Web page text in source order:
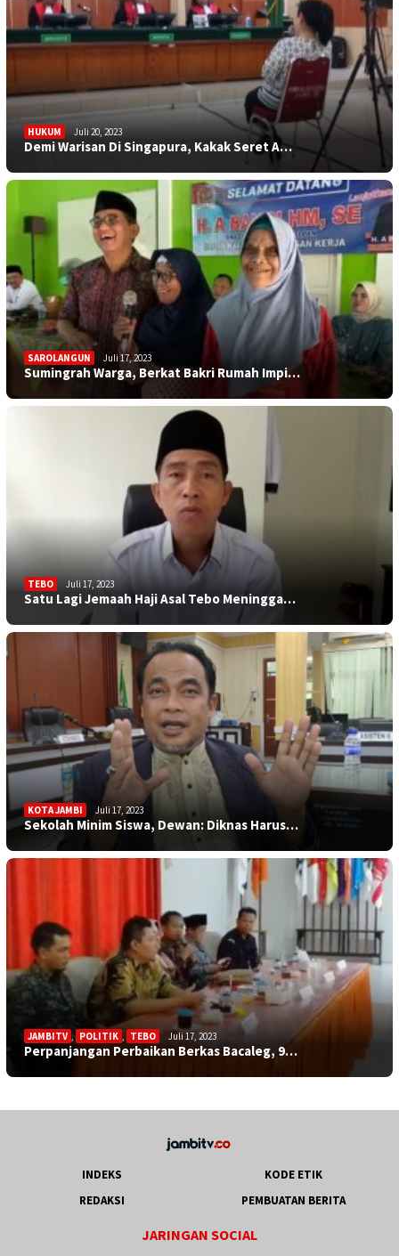
HUKUM Juli 20, 2023
Demi Warisan Di Singapura, Kakak Seret A…
SAROLANGUN Juli 17, 2023
Sumingrah Warga, Berkat Bakri Rumah Impi…
TEBO Juli 17, 2023
Satu Lagi Jemaah Haji Asal Tebo Meningga…
KOTA JAMBI Juli 17, 2023
Sekolah Minim Siswa, Dewan: Diknas Harus…
JAMBITV , POLITIK TEBO Juli 17, 2023
Perpanjangan Perbaikan Berkas Bacaleg, 9…
INDEKS
KODE ETIK
REDAKSI
PEMBUATAN BERITA
JARINGAN SOCIAL